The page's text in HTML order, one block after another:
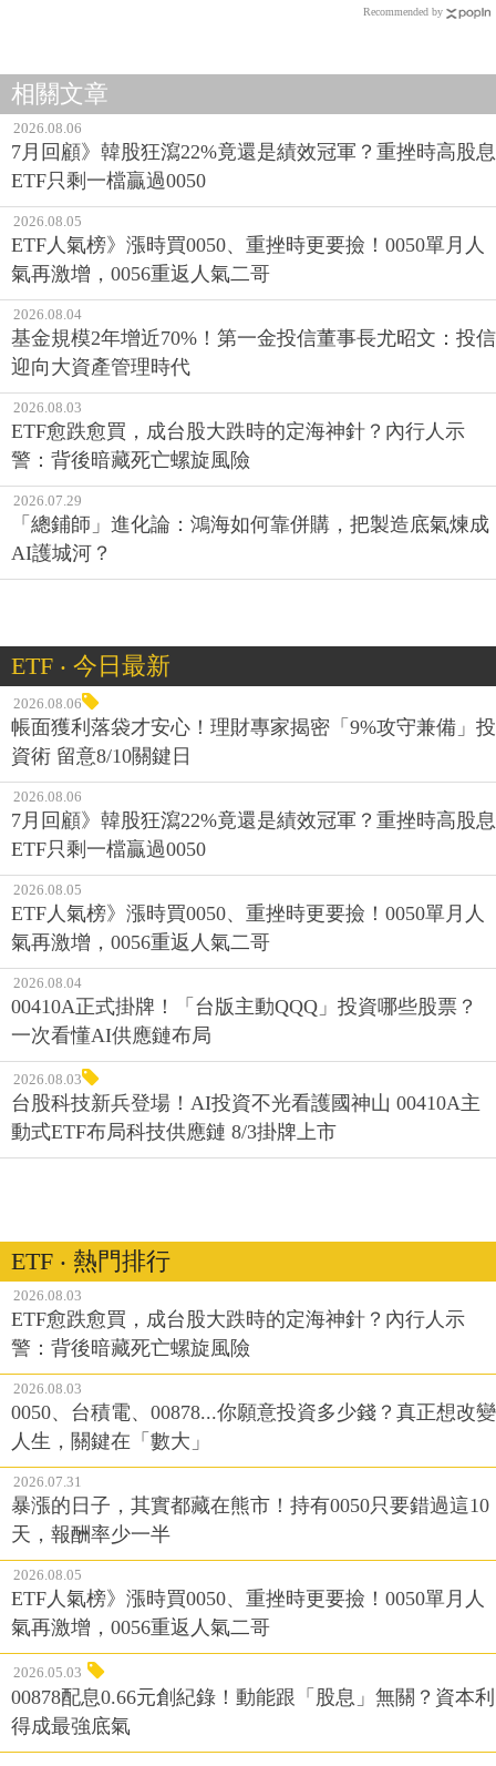
Recommended by
相關文章
2026.08.06
7月回顧》韓股狂瀉22%竟還是績效冠軍？重挫時高股息
ETF只剩一檔贏過0050
2026.08.05
ETF人氣榜》漲時買0050、重挫時更要撿！0050單月人
氣再激增，0056重返人氣二哥
2026.08.04
基金規模2年增近70%！第一金投信董事長尤昭文：投信
迎向大資產管理時代
2026.08.03
ETF愈跌愈買，成台股大跌時的定海神針？內行人示
警：背後暗藏死亡螺旋風險
2026.07.29
「總鋪師」進化論：鴻海如何靠併購，把製造底氣煉成
AI護城河？
ETF ‧ 今日最新
2026.08.06
帳面獲利落袋才安心！理財專家揭密「9%攻守兼備」投
資術 留意8/10關鍵日
2026.08.06
7月回顧》韓股狂瀉22%竟還是績效冠軍？重挫時高股息
ETF只剩一檔贏過0050
2026.08.05
ETF人氣榜》漲時買0050、重挫時更要撿！0050單月人
氣再激增，0056重返人氣二哥
2026.08.04
00410A正式掛牌！「台版主動QQQ」投資哪些股票？
一次看懂AI供應鏈布局
2026.08.03
台股科技新兵登場！AI投資不光看護國神山 00410A主
動式ETF布局科技供應鏈 8/3掛牌上市
ETF ‧ 熱門排行
2026.08.03
ETF愈跌愈買，成台股大跌時的定海神針？內行人示
警：背後暗藏死亡螺旋風險
2026.08.03
0050、台積電、00878...你願意投資多少錢？真正想改變
人生，關鍵在「數大」
2026.07.31
暴漲的日子，其實都藏在熊市！持有0050只要錯過這10
天，報酬率少一半
2026.08.05
ETF人氣榜》漲時買0050、重挫時更要撿！0050單月人
氣再激增，0056重返人氣二哥
2026.05.03
00878配息0.66元創紀錄！動能跟「股息」無關？資本利
得成最強底氣